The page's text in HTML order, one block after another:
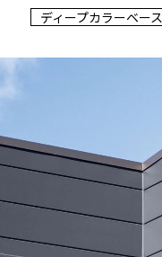
ディープカラーベース